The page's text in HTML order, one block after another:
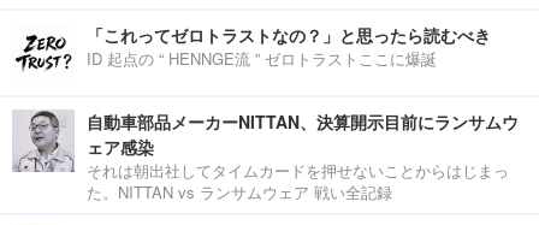
「これってゼロトラストなの？」と思ったら読むべき
ID 起点の “ HENNGE流 ” ゼロトラストここに爆誕
自動車部品メーカーNITTAN、決算開示目前にランサムウ
ェア感染
それは朝出社してタイムカードを押せないことからはじまっ
た。NITTAN vs ランサムウェア 戦い全記録